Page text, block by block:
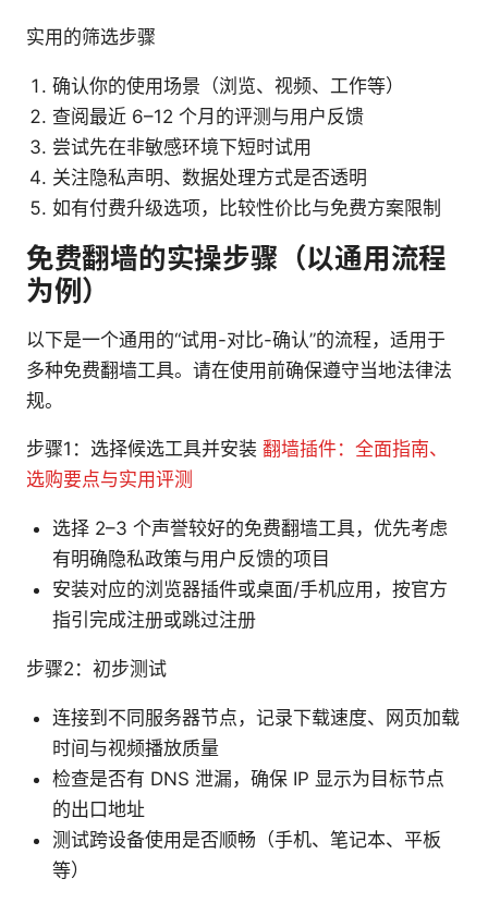
实用的筛选步骤
确认你的使用场景（浏览、视频、工作等）
查阅最近 6–12 个月的评测与用户反馈
尝试先在非敏感环境下短时试用
关注隐私声明、数据处理方式是否透明
如有付费升级选项，比较性价比与免费方案限制
免费翻墙的实操步骤（以通用流程
为例）
以下是一个通用的“试用-对比-确认”的流程，适用于
多种免费翻墙工具。请在使用前确保遵守当地法律法
规。
步骤1：选择候选工具并安装 翻墙插件：全面指南、
选购要点与实用评测
选择 2–3 个声誉较好的免费翻墙工具，优先考虑
有明确隐私政策与用户反馈的项目
安装对应的浏览器插件或桌面/手机应用，按官方
指引完成注册或跳过注册
步骤2：初步测试
连接到不同服务器节点，记录下载速度、网页加载
时间与视频播放质量
检查是否有 DNS 泄漏，确保 IP 显示为目标节点
的出口地址
测试跨设备使用是否顺畅（手机、笔记本、平板
等）